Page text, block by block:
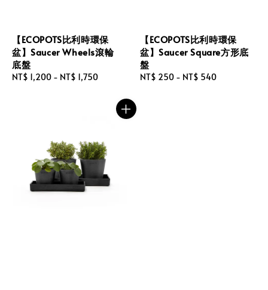
【ECOPOTS比利時環保
盆】Saucer Wheels滾輪
底盤
Regular
NT$ 1,200 - NT$ 1,750
【ECOPOTS比利時環保
盆】Saucer Square方形底
盤
Regular
NT$ 250 - NT$ 540